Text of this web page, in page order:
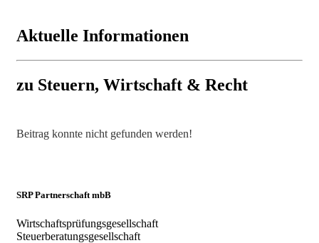
Aktuelle Informationen
zu Steuern, Wirtschaft & Recht
Beitrag konnte nicht gefunden werden!
SRP Partnerschaft mbB
Wirtschaftsprüfungsgesellschaft
Steuerberatungsgesellschaft